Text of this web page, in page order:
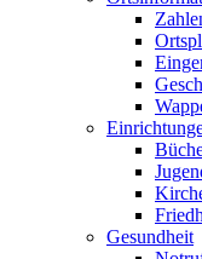
Gesundheit